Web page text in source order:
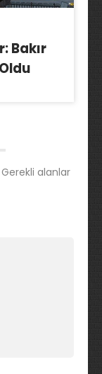
Bakır
Gerekli alanlar